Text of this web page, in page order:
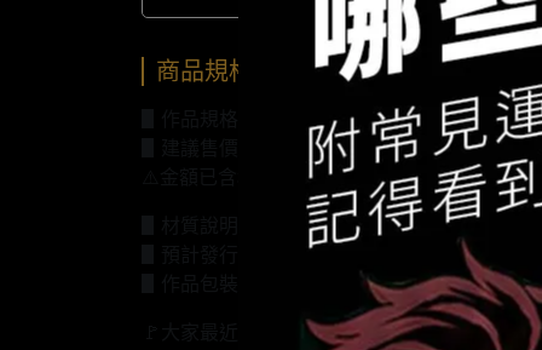
商品規格
▋作品規格：高12CM*寬9.5CM*深8CM
▋建議售價：全款1960元/訂金660元
⚠️金額已含稅金，未含國際運費
▋材質說明：PU+樹脂
▋預計發行時間：2021年第四季
▋作品包裝：寶麗龍+彩盒包裝+牛皮外箱
🚩大家最近都在討論哪一款作品？